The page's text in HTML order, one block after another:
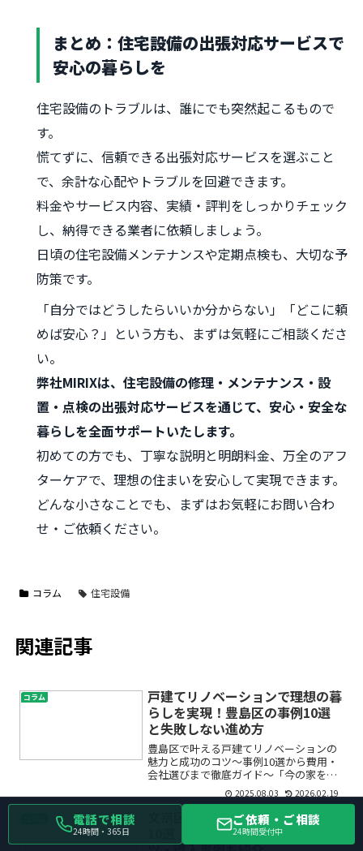
まとめ：住宅設備の出張対応サービスで
安心の暮らしを
住宅設備のトラブルは、誰にでも突然起こるもので
す。
慌てずに、信頼できる出張対応サービスを選ぶこと
で、余計な心配やトラブルを回避できます。
料金やサービス内容、実績・評判をしっかりチェック
し、納得できる業者に依頼しましょう。
日頃の住宅設備メンテナンスや定期点検も、大切な予
防策です。
「自分ではどうしたらいいか分からない」「どこに頼
めば安心？」という方も、まずは気軽にご相談くださ
い。
弊社MIRIXは、住宅設備の修理・メンテナンス・設
置・点検の出張対応サービスを通じて、安心・安全な
暮らしを全面サポートいたします。
初めての方でも、丁寧な説明と明朗料金、万全のアフ
ターケアで、理想の住まいを安心して実現できます。
どんな小さなことでも、まずはお気軽にお問い合わ
せ・ご依頼ください。
コラム 住宅設備
関連記事
コラム
戸建てリノベーションで理想の暮
らしを実現！豊島区の事例10選
と失敗しない進め方
豊島区で叶える戸建てリノベーションの
魅力と成功のコツ～事例10選から費用・
会社選びまで徹底ガイド～「今の家をも
っと快適にしたい」「中古戸建てを購入
して、自分たちらしい空間に変えたい」――
豊島区で戸建てリノベーションを検討中
の方は、こうした期...
2025.08.03 2026.02.19
文京区でおすすめのオフィス家具
10選｜選び方とレイアウトのコ
電話で相談
24時間・365日
ご依頼・ご相談
24時間受付中